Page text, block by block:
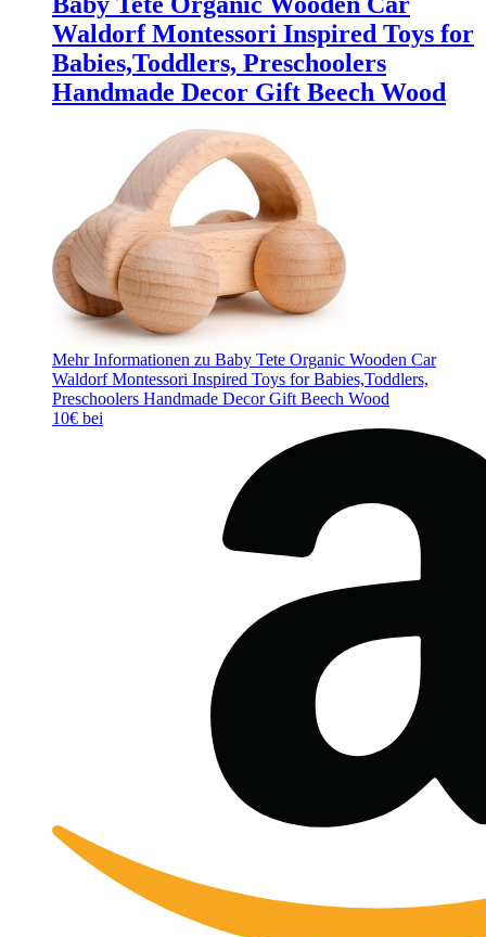
Waldorf Montessori Inspired Toys for
Babies,Toddlers, Preschoolers
Handmade Decor Gift Beech Wood
Mehr Informationen zu Baby Tete Organic Wooden Car
Waldorf Montessori Inspired Toys for Babies,Toddlers,
Preschoolers Handmade Decor Gift Beech Wood
10€ bei